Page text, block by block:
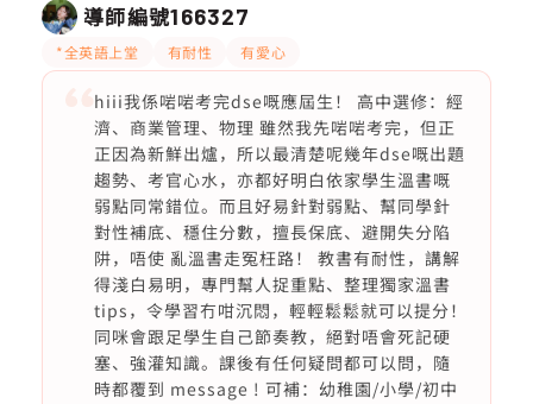
導師編號166327
*全英語上堂 有耐性 有愛心
hiii我係啱啱考完dse嘅應屆生！ 高中選修：經
濟、商業管理、物理 雖然我先啱啱考完，但正
正因為新鮮出爐，所以最清楚呢幾年dse嘅出題
趨勢、考官心水，亦都好明白依家學生溫書嘅
弱點同常錯位。而且好易針對弱點、幫同學針
對性補底、穩住分數，擅長保底、避開失分陷
阱，唔使 亂溫書走冤枉路！ 教書有耐性，講解
得淺白易明，專門幫人捉重點、整理獨家溫書
tips，令學習冇咁沉悶，輕輕鬆鬆就可以提分！
同咪會跟足學生自己節奏教，絕對唔會死記硬
塞、強灌知識。課後有任何疑問都可以問，隨
時都覆到 message ! 可補：幼稚園/小學/初中